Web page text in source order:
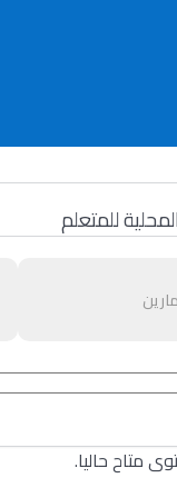
للمتعلم
متاح حاليا.